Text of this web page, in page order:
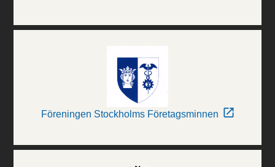
Föreningen Stockholms Företagsminnen